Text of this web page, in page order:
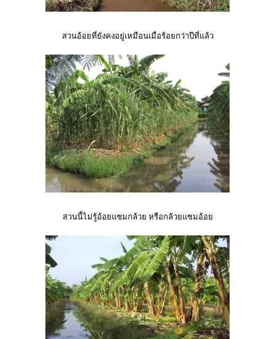
สวนอ้อยที่ยังคงอยู่เหมือนเมื่อร้อยกว่าปีที่แล้ว
สวนนี้ไม่รู้อ้อยแซมกล้วย หรือกล้วยแซมอ้อย